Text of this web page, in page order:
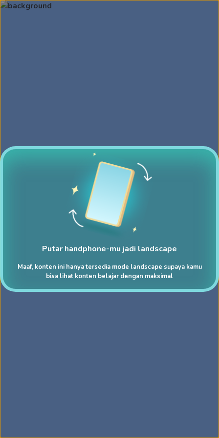
Putar handphone-mu jadi landscape
Maaf, konten ini hanya tersedia mode landscape supaya kamu
bisa lihat konten belajar dengan maksimal